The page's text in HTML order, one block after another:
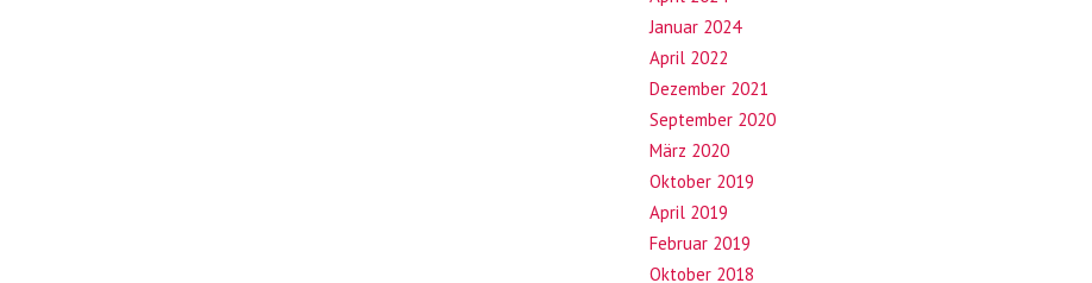
Januar 2024
April 2022
Dezember 2021
September 2020
März 2020
Oktober 2019
April 2019
Februar 2019
Oktober 2018